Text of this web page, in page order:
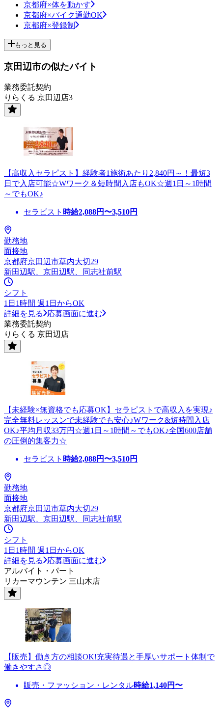
京都府×体を動かす
京都府×バイク通勤OK
京都府×登録制
もっと見る
京田辺市の似たバイト
業務委託契約
りらくる 京田辺店3
【高収入セラピスト】経験者1施術あたり2,840円～！最短3
日で入店可能☆Wワーク＆短時間入店もOK☆週1日～1時間
～でもOK♪
セラピスト 時給2,088円〜3,510円
勤務地
面接地
京都府京田辺市草内大切29
新田辺駅、京田辺駅、同志社前駅
シフト
1日1時間 週1日からOK
詳細を見る
応募画面に進む
業務委託契約
りらくる 京田辺店
【未経験×無資格でも応募OK】セラピストで高収入を実現♪
完全無料レッスンで未経験でも安心♪Wワーク&短時間入店
OK♪平均月収33万円☆週1日～1時間～でもOK♪全国600店舗
の圧倒的集客力☆
セラピスト 時給2,088円〜3,510円
勤務地
面接地
京都府京田辺市草内大切29
新田辺駅、京田辺駅、同志社前駅
シフト
1日1時間 週1日からOK
詳細を見る
応募画面に進む
アルバイト・パート
リカーマウンテン 三山木店
【販売】働き方の相談OK!充実待遇と手厚いサポート体制で
働きやすさ◎
販売・ファッション・レンタル時給1,140円〜